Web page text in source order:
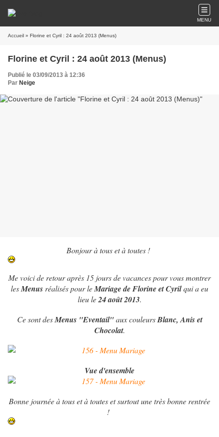
MENU
Accueil » Florine et Cyril : 24 août 2013 (Menus)
Florine et Cyril : 24 août 2013 (Menus)
Publié le 03/09/2013 à 12:36
Par Neige
Bonjour à tous et à toutes !
Me voici de retour après 15 jours de vacances pour vous montrer
lesMenus réalisés pour leMariage de Florine et Cyrilqui a eu
lieu le24 août 2013.
Ce sont desMenus "Eventail"aux couleursBlanc, Anis et
Chocolat.
Vue d'ensemble
Bonne journée à tous et à toutes et surtout une très bonne rentrée
!